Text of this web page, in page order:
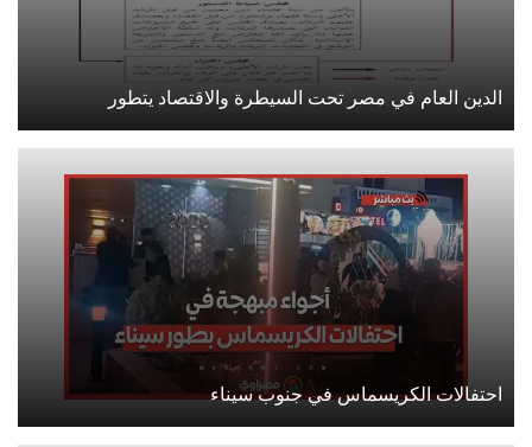
الدين العام في مصر تحت السيطرة والاقتصاد يتطور
احتفالات الكريسماس في جنوب سيناء